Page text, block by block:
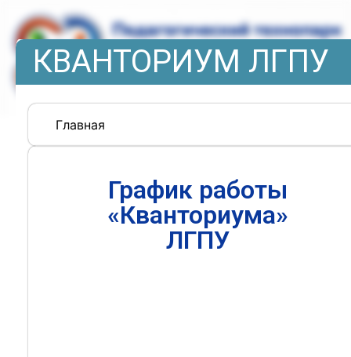
КВАНТОРИУМ ЛГПУ
Главная
График работы
«Кванториума»
ЛГПУ